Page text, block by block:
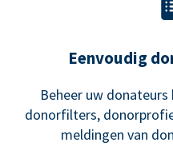
Eenvoudig
Beheer uw
donorfilters,
meldingen van